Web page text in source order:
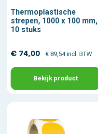
Thermoplastische
strepen, 1000 x 100 mm,
10 stuks
€ 74,00 € 89,54 incl. BTW
Bekijk product